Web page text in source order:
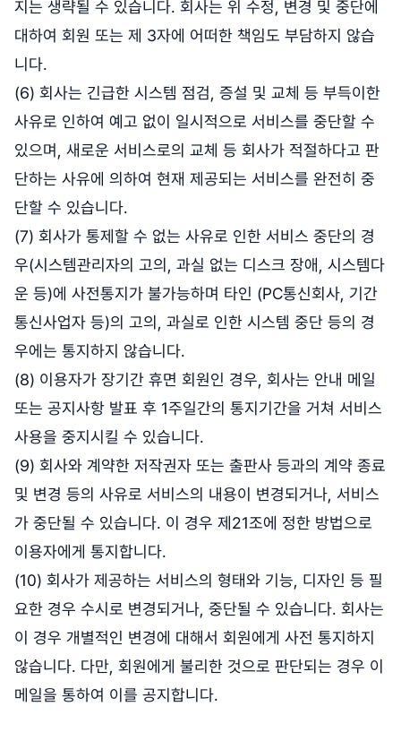
지는 생략될 수 있습니다. 회사는 위 수정, 변경 및 중단에
대하여 회원 또는 제 3자에 어떠한 책임도 부담하지 않습
니다.
(6) 회사는 긴급한 시스템 점검, 증설 및 교체 등 부득이한
사유로 인하여 예고 없이 일시적으로 서비스를 중단할 수
있으며, 새로운 서비스로의 교체 등 회사가 적절하다고 판
단하는 사유에 의하여 현재 제공되는 서비스를 완전히 중
단할 수 있습니다.
(7) 회사가 통제할 수 없는 사유로 인한 서비스 중단의 경
우(시스템관리자의 고의, 과실 없는 디스크 장애, 시스템다
운 등)에 사전통지가 불가능하며 타인 (PC통신회사, 기간
통신사업자 등)의 고의, 과실로 인한 시스템 중단 등의 경
우에는 통지하지 않습니다.
(8) 이용자가 장기간 휴면 회원인 경우, 회사는 안내 메일
또는 공지사항 발표 후 1주일간의 통지기간을 거쳐 서비스
사용을 중지시킬 수 있습니다.
(9) 회사와 계약한 저작권자 또는 출판사 등과의 계약 종료
및 변경 등의 사유로 서비스의 내용이 변경되거나, 서비스
가 중단될 수 있습니다. 이 경우 제21조에 정한 방법으로
이용자에게 통지합니다.
(10) 회사가 제공하는 서비스의 형태와 기능, 디자인 등 필
요한 경우 수시로 변경되거나, 중단될 수 있습니다. 회사는
이 경우 개별적인 변경에 대해서 회원에게 사전 통지하지
않습니다. 다만, 회원에게 불리한 것으로 판단되는 경우 이
메일을 통하여 이를 공지합니다.